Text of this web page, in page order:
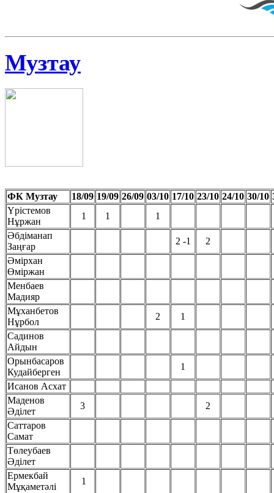
Музтау
ФК Музтау 18/09 19/09 26/09 03/10 17/10 23/10 24/10 30/10
Үрістемов
Нұржан
1 1
1
Әбдіманап
Заңғар
2 -1
2
Әмірхан
Өміржан
Менбаев
Мадияр
Мұханбетов
Нұрбол
2
1
Садинов
Айдын
Орынбасаров
Кудайберген
1
Исанов Асхат
Маденов
Әділет
3
2
Саттаров
Самат
Төлеубаев
Әділет
Ермекбай
Мұқаметәлі
1